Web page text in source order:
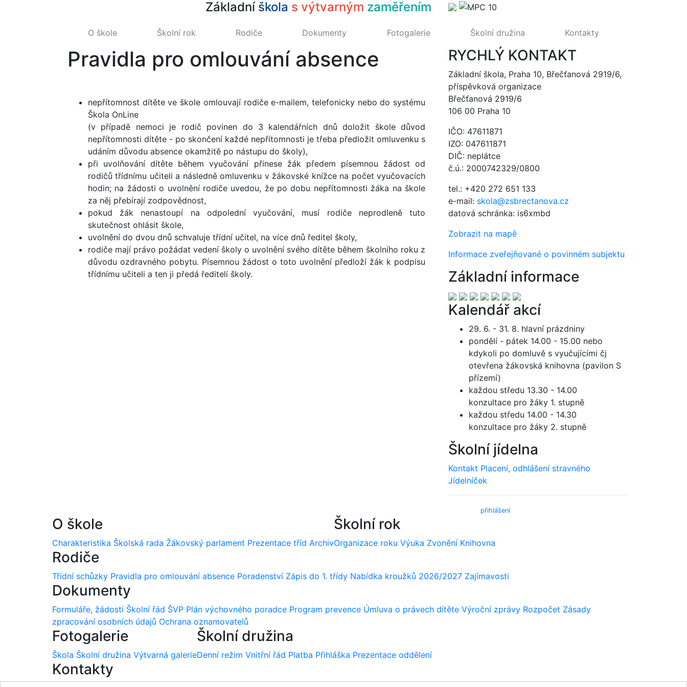
Základní škola s výtvarným zaměřením
O škole Školní rok Rodiče Dokumenty Fotogalerie Školní družina Kontakty
Pravidla pro omlouvání absence
nepřítomnost dítěte ve škole omlouvají rodiče e-mailem, telefonicky nebo do systému
Škola OnLine
(v případě nemoci je rodič povinen do 3 kalendářních dnů doložit škole důvod
nepřítomnosti dítěte - po skončení každé nepřítomnosti je třeba předložit omluvenku s
udáním důvodu absence okamžitě po nástupu do školy),
při uvolňování dítěte během vyučování přinese žák předem písemnou žádost od
rodičů třídnímu učiteli a následně omluvenku v žákovské knížce na počet vyučovacích
hodin; na žádosti o uvolnění rodiče uvedou, že po dobu nepřítomnosti žáka na škole
za něj přebírají zodpovědnost,
pokud žák nenastoupí na odpolední vyučování, musí rodiče neprodleně tuto
skutečnost ohlásit škole,
uvolnění do dvou dnů schvaluje třídní učitel, na více dnů ředitel školy,
rodiče mají právo požádat vedení školy o uvolnění svého dítěte během školního roku z
důvodu ozdravného pobytu. Písemnou žádost o toto uvolnění předloží žák k podpisu
třídnímu učiteli a ten ji předá řediteli školy.
RYCHLÝ KONTAKT
Základní škola, Praha 10, Břečťanová 2919/6,
příspěvková organizace
Břečťanová 2919/6
106 00 Praha 10
IČO: 47611871
IZO: 047611871
DIČ: neplátce
č.ú.: 2000742329/0800
tel.: +420 272 651 133
e-mail: skola@zsbrectanova.cz
datová schránka: is6xmbd
Zobrazit na mapě
Informace zveřejňované o povinném subjektu
Základní informace
Kalendář akcí
29. 6. - 31. 8. hlavní prázdniny
pondělí - pátek 14.00 - 15.00 nebo
kdykoli po domluvě s vyučujícími čj
otevřena žákovská knihovna (pavilon S
přízemí)
každou středu 13.30 - 14.00
konzultace pro žáky 1. stupně
každou středu 14.00 - 14.30
konzultace pro žáky 2. stupně
Školní jídelna
Kontakt Placení, odhlášení stravného
Jídelníček
přihlášení)
O škole
Charakteristika Školská rada Žákovský parlament Prezentace tříd Archiv
Školní rok
Organizace roku Výuka Zvonění Knihovna
Rodiče
Třídní schůzky Pravidla pro omlouvání absence Poradenství Zápis do 1. třídy Nabídka kroužků 2026/2027 Zajímavosti
Dokumenty
Formuláře, žádosti Školní řád ŠVP Plán výchovného poradce Program prevence Úmluva o právech dítěte Výroční zprávy Rozpočet Zásady
zpracování osobních údajů Ochrana oznamovatelů
Fotogalerie
Škola Školní družina Výtvarná galerie
Školní družina
Denní režim Vnitřní řád Platba Přihláška Prezentace oddělení
Kontakty